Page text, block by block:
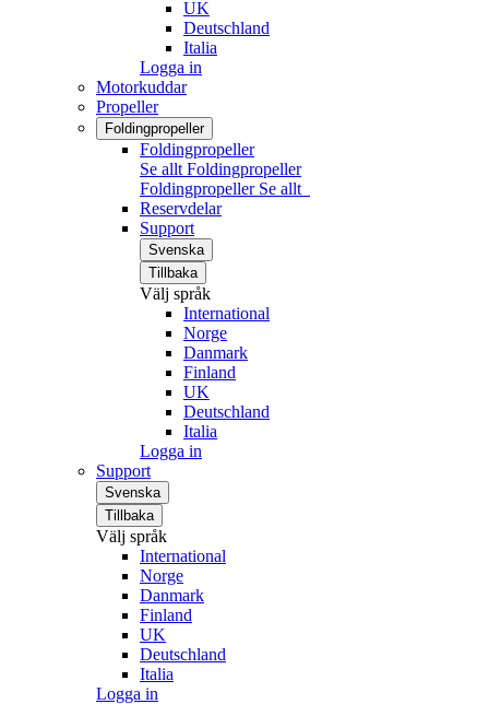
UK
Deutschland
Italia
Logga in
Motorkuddar
Propeller
Foldingpropeller
Foldingpropeller
Se allt Foldingpropeller
Foldingpropeller Se allt
Reservdelar
Support
Svenska
Tillbaka
Välj språk
International
Norge
Danmark
Finland
UK
Deutschland
Italia
Logga in
Support
Svenska
Tillbaka
Välj språk
International
Norge
Danmark
Finland
UK
Deutschland
Italia
Logga in